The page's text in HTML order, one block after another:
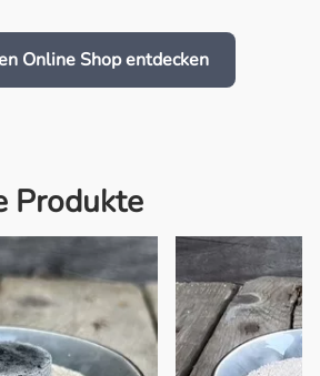
Online Shop entdecken
Produkte